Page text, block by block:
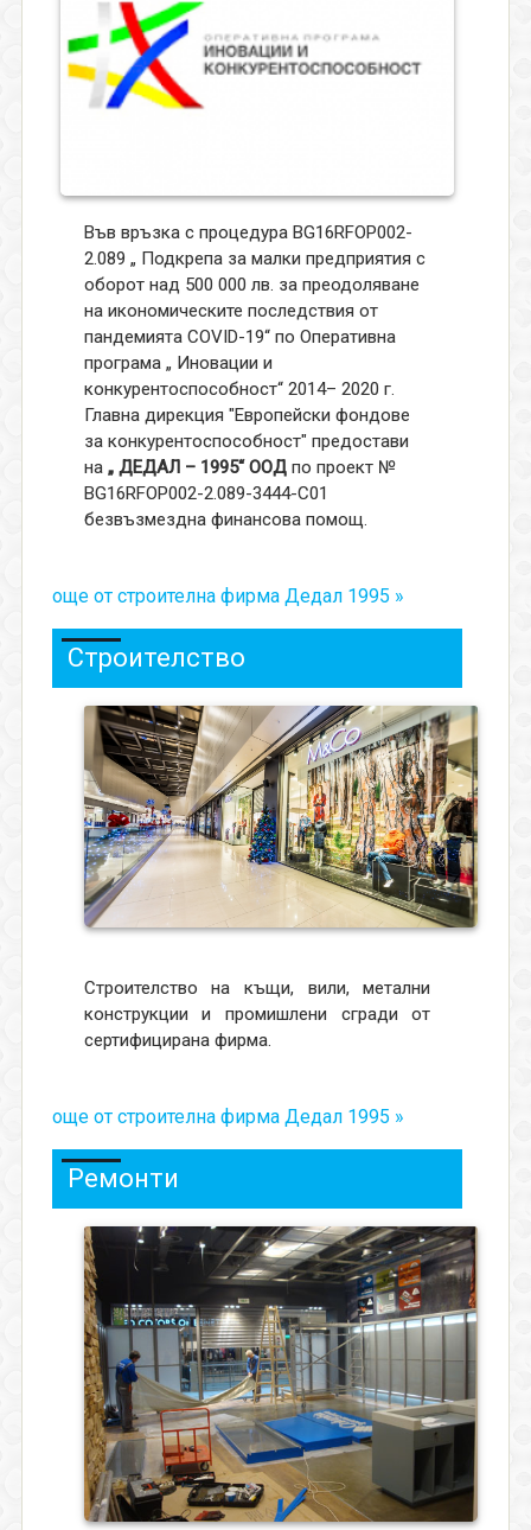
Във връзка с процедура BG16RFOP002-
2.089 „ Подкрепа за малки предприятия с
оборот над 500 000 лв. за преодоляване
на икономическите последствия от
пандемията COVID-19“ по Оперативна
програма „ Иновации и
конкурентоспособност“ 2014– 2020 г.
Главна дирекция "Европейски фондове
за конкурентоспособност" предостави
на „ ДЕДАЛ – 1995“ ООДпо проект №
BG16RFOP002-2.089-3444-C01
безвъзмездна финансова помощ.
още от строителна фирма Дедал 1995 »
Строителство
Строителство на къщи, вили, метални
конструкции и промишлени сгради от
сертифицирана фирма.
още от строителна фирма Дедал 1995 »
Ремонти